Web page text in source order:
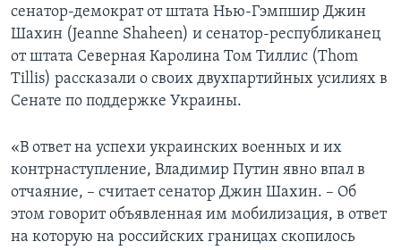
сенатор-демократ от штата Нью-Гэмпшир Джин
Шахин (Jeanne Shaheen) и сенатор-республиканец
от штата Северная Каролина Том Тиллис (Thom
Tillis) рассказали о своих двухпартийных усилиях в
Сенате по поддержке Украины.
«В ответ на успехи украинских военных и их
контрнаступление, Владимир Путин явно впал в
отчаяние, – считает сенатор Джин Шахин. – Об
этом говорит объявленная им мобилизация, в ответ
на которую на российских границах скопилось